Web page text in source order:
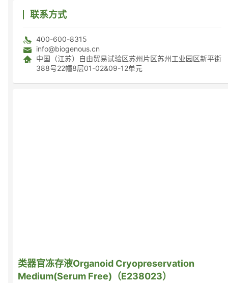
联系方式
400-600-8315
info@biogenous.cn
中国（江苏）自由贸易试验区苏州片区苏州工业园区新平街
388号22幢8层01-02&09-12单元
类器官冻存液Organoid Cryopreservation
Medium(Serum Free)（E238023）